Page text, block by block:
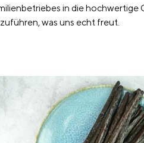
in die
was uns echt freut.